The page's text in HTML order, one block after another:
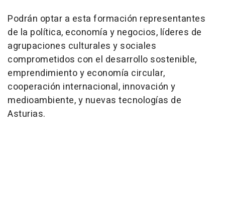
Podrán optar a esta formación representantes
de la política, economía y negocios, líderes de
agrupaciones culturales y sociales
comprometidos con el desarrollo sostenible,
emprendimiento y economía circular,
cooperación internacional, innovación y
medioambiente, y nuevas tecnologías de
Asturias.